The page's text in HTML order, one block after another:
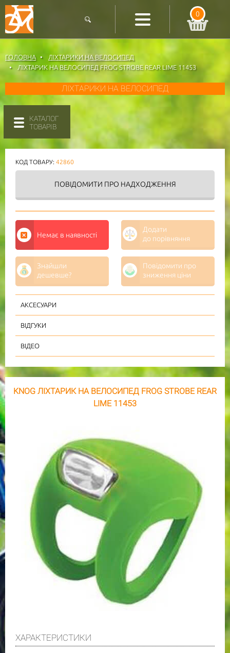
0
ГОЛОВНА
ЛІХТАРИКИ НА ВЕЛОСИПЕД
ЛІХТАРИК НА ВЕЛОСИПЕД FROG STROBE REAR LIME 11453
ЛІХТАРИКИ НА ВЕЛОСИПЕД
КАТАЛОГ
ТОВАРІВ
КОД ТОВАРУ: 42860
ПОВІДОМИТИ ПРО НАДХОДЖЕННЯ
Немає в наявності
Додати
до порівняння
Знайшли
дешевше?
Повідомити про
зниження ціни
АКСЕСУАРИ
ВІДГУКИ
ВІДЕО
KNOG ЛІХТАРИК НА ВЕЛОСИПЕД FROG STROBE REAR
LIME 11453
ХАРАКТЕРИСТИКИ